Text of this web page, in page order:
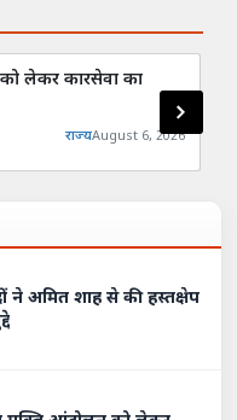
लेकर कारसेवा का
राज्यAugust 6, 2026
ने अमित शाह से की हस्तक्षेप